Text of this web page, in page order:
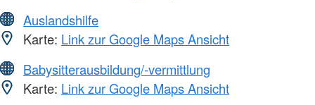
Auslandshilfe
Karte: Link zur Google Maps Ansicht
Babysitterausbildung/-vermittlung
Karte: Link zur Google Maps Ansicht